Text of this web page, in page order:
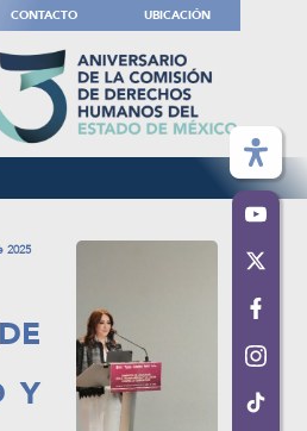
CONTACTO UBICACIÓN
2025
Y